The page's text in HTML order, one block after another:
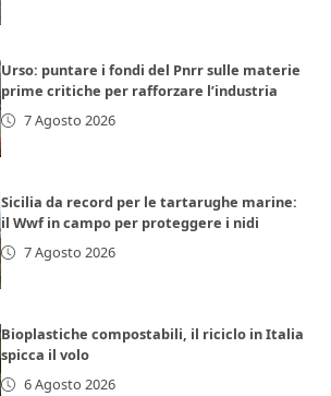
Urso: puntare i fondi del Pnrr sulle materie
prime critiche per rafforzare l’industria
7 Agosto 2026
Sicilia da record per le tartarughe marine:
il Wwf in campo per proteggere i nidi
7 Agosto 2026
Bioplastiche compostabili, il riciclo in Italia
spicca il volo
6 Agosto 2026